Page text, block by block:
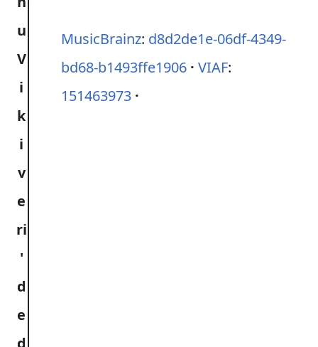
MusicBrainz: d8d2de1e-06df-4349-
bd68-b1493ffe1906 VIAF:
151463973